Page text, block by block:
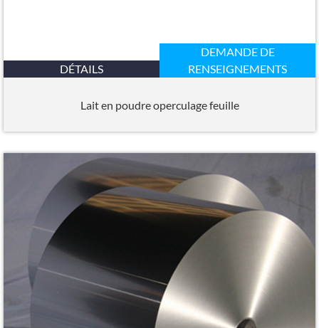
DÉTAILS
DEMANDE DE
RENSEIGNEMENTS
Lait en poudre operculage feuille